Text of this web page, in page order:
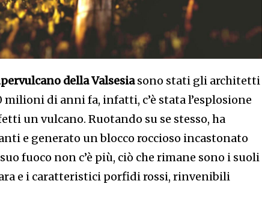
della Valsesiasono stati gli architetti
di anni fa, infatti, c’è stata l’esplosione
un vulcano. Ruotando su se stesso, ha
e generato un blocco roccioso incastonato
fuoco non c’è più, ciò che rimane sono i suoli
e i caratteristici porfidi rossi, rinvenibili